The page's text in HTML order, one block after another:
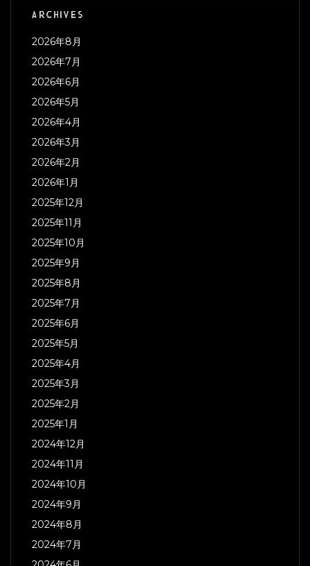
ARCHIVES
2026年8月
2026年7月
2026年6月
2026年5月
2026年4月
2026年3月
2026年2月
2026年1月
2025年12月
2025年11月
2025年10月
2025年9月
2025年8月
2025年7月
2025年6月
2025年5月
2025年4月
2025年3月
2025年2月
2025年1月
2024年12月
2024年11月
2024年10月
2024年9月
2024年8月
2024年7月